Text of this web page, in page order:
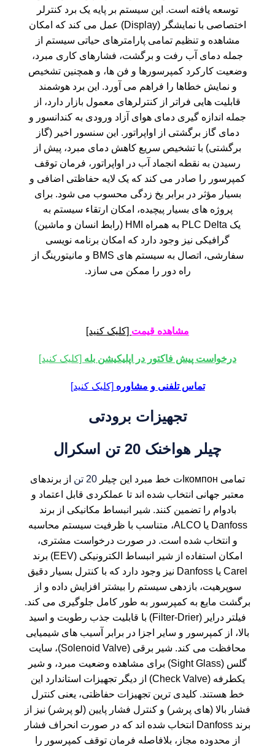
توسعه یافته است. این سیستم بر پایه یک برد کنترلر
اختصاصی با نمایشگر (Display) عمل می کند که امکان
مشاهده و تنظیم تمامی پارامترهای حیاتی سیستم از
جمله دمای آب رفت و برگشت، فشارهای کاری مبرد،
وضعیت کارکرد کمپرسورها و فن ها، و همچنین تشخیص
و نمایش خطاها را فراهم می آورد. این برد هوشمند
قابلیت هایی فراتر از کنترلرهای معمول بازار دارد، از
جمله اندازه گیری دمای هوای آزاد ورودی به کندانسور و
دمای گاز برگشتی از اواپراتور. این سنسور اخیر (گاز
برگشتی) با تشخیص سریع کاهش دمای مبرد، پیش از
رسیدن به نقطه انجماد آب در اواپراتور، فرمان توقف
کمپرسور را صادر می کند که یک لایه حفاظتی اضافی و
بسیار مؤثر در برابر یخ زدگی محسوب می شود. برای
پروژه های بسیار پیچیده، امکان ارتقاء سیستم به
یک
PLC Delta به همراه HMI (رابط انسان و ماشین)
گرافیکی نیز وجود دارد که امکان برنامه نویسی
سفارشی، اتصال به سیستم های BMS و مانیتورینگ از
راه دور را ممکن می سازد.
مشاهده قیمت [کلیک کنید]
درخواست پیش فاکتور در اپلیکیشن بله [کلیک کنید]
تماس تلفنی و مشاوره [کلیک کنید]
تجهیزات برودتی
چیلر هواخنک 20 تن اسکرال
تمامی компонات خط مبرد این چیلر 20 تن
از برندهای
معتبر جهانی انتخاب شده اند تا عملکردی قابل اعتماد و
بادوام را تضمین کنند. شیر انبساط مکانیکی از برند
Danfoss یا ALCO، متناسب با ظرفیت سیستم محاسبه
و انتخاب شده است. در صورت درخواست مشتری،
امکان استفاده از شیر انبساط الکترونیکی (EEV) برند
Carel یا Danfoss نیز وجود دارد که با کنترل بسیار دقیق
سوپرهیت، بازدهی سیستم را بیشتر افزایش داده و از
برگشت مایع به کمپرسور به طور کامل جلوگیری می کند.
فیلتر درایر (Filter-Drier) با قابلیت جذب رطوبت و اسید
بالا، از کمپرسور و سایر اجزا در برابر آسیب های شیمیایی
محافظت می کند. شیر برقی (Solenoid Valve)، سایت
گلس (Sight Glass) برای مشاهده وضعیت مبرد، و شیر
یکطرفه (Check Valve) از دیگر تجهیزات استاندارد این
خط هستند. کلیدی ترین تجهیزات حفاظتی، یعنی کنترل
فشار بالا (های پرشر) و کنترل فشار پایین (لو پرشر) نیز از
برند Danfoss انتخاب شده اند که در صورت انحراف فشار
از محدوده مجاز، بلافاصله فرمان توقف کمپرسور را